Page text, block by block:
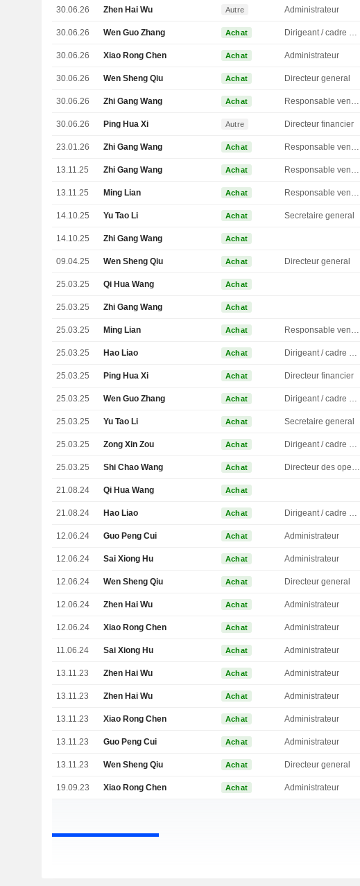
30.06.26 Zhen Hai Wu Autre Administrateur
30.06.26 Wen Guo Zhang Achat Dirigeant / cadre principal
30.06.26 Xiao Rong Chen Achat Administrateur
30.06.26 Wen Sheng Qiu Achat Directeur general
30.06.26 Zhi Gang Wang Achat Responsable ventes & marketing
30.06.26 Ping Hua Xi Autre Directeur financier
23.01.26 Zhi Gang Wang Achat Responsable ventes & marketing
13.11.25 Zhi Gang Wang Achat Responsable ventes & marketing
13.11.25 Ming Lian Achat Responsable ventes & marketing
14.10.25 Yu Tao Li Achat Secretaire general
14.10.25 Zhi Gang Wang Achat
09.04.25 Wen Sheng Qiu Achat Directeur general
25.03.25 Qi Hua Wang Achat
25.03.25 Zhi Gang Wang Achat
25.03.25 Ming Lian Achat Responsable ventes & marketing
25.03.25 Hao Liao Achat Dirigeant / cadre principal
25.03.25 Ping Hua Xi Achat Directeur financier
25.03.25 Wen Guo Zhang Achat Dirigeant / cadre principal
25.03.25 Yu Tao Li Achat Secretaire general
25.03.25 Zong Xin Zou Achat Dirigeant / cadre principal
25.03.25 Shi Chao Wang Achat Directeur des operations
21.08.24 Qi Hua Wang Achat
21.08.24 Hao Liao Achat Dirigeant / cadre principal
12.06.24 Guo Peng Cui Achat Administrateur
12.06.24 Sai Xiong Hu Achat Administrateur
12.06.24 Wen Sheng Qiu Achat Directeur general
12.06.24 Zhen Hai Wu Achat Administrateur
12.06.24 Xiao Rong Chen Achat Administrateur
11.06.24 Sai Xiong Hu Achat Administrateur
13.11.23 Zhen Hai Wu Achat Administrateur
13.11.23 Zhen Hai Wu Achat Administrateur
13.11.23 Xiao Rong Chen Achat Administrateur
13.11.23 Guo Peng Cui Achat Administrateur
13.11.23 Wen Sheng Qiu Achat Directeur general
19.09.23 Xiao Rong Chen Achat Administrateur